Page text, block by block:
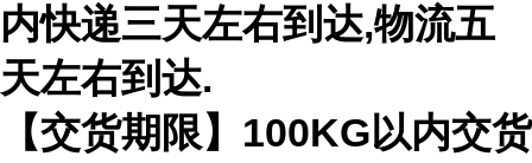
内快递三天左右到达,物流五
天左右到达.
【交货期限】100KG以内交货